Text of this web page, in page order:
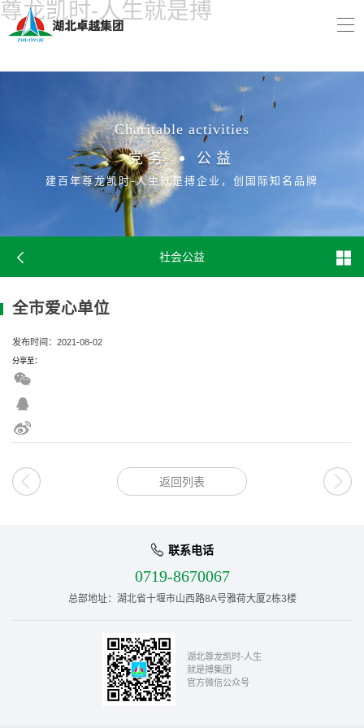
尊龙凯时-人生就是搏
Charitable activities
党务
公益
建百年尊龙凯时-人生就是搏企业，创国际知名品牌
社会公益
全市爱心单位
发布时间：2021-08-02
分享至：
返回列表
联系电话
0719-8670067
总部地址：湖北省十堰市山西路8A号雅荷大厦2栋3楼
湖北尊龙凯时-人生
就是搏集团
官方微信公众号